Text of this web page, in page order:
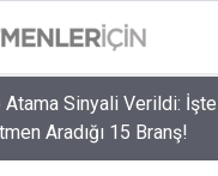
Sinyali Verildi: İşte
Aradığı 15 Branş!